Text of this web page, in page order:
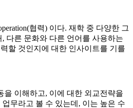
협력) 이다. 재학 중 다양한 그
다른 문화와 다른 언어를 사용하는
할 것인지에 대한 인사이트를 기를
을 이해하고, 이에 대한 외교전략을
무라고 볼 수 있는데, 이는 높은 수